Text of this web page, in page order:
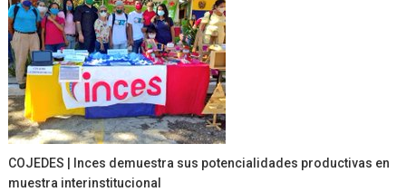
COJEDES | Inces demuestra sus potencialidades productivas en
muestra interinstitucional